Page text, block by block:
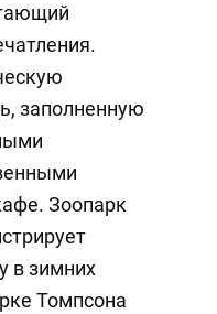
заполненную
Зоопарк
в зимних
Томпсона